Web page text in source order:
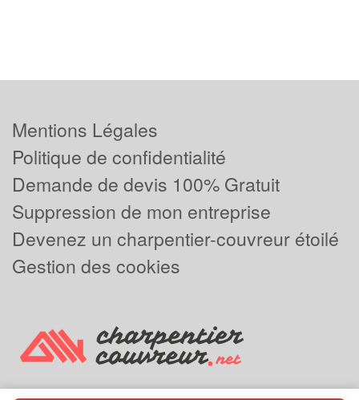
Mentions Légales
Politique de confidentialité
Demande de devis 100% Gratuit
Suppression de mon entreprise
Devenez un charpentier-couvreur étoilé
Gestion des cookies